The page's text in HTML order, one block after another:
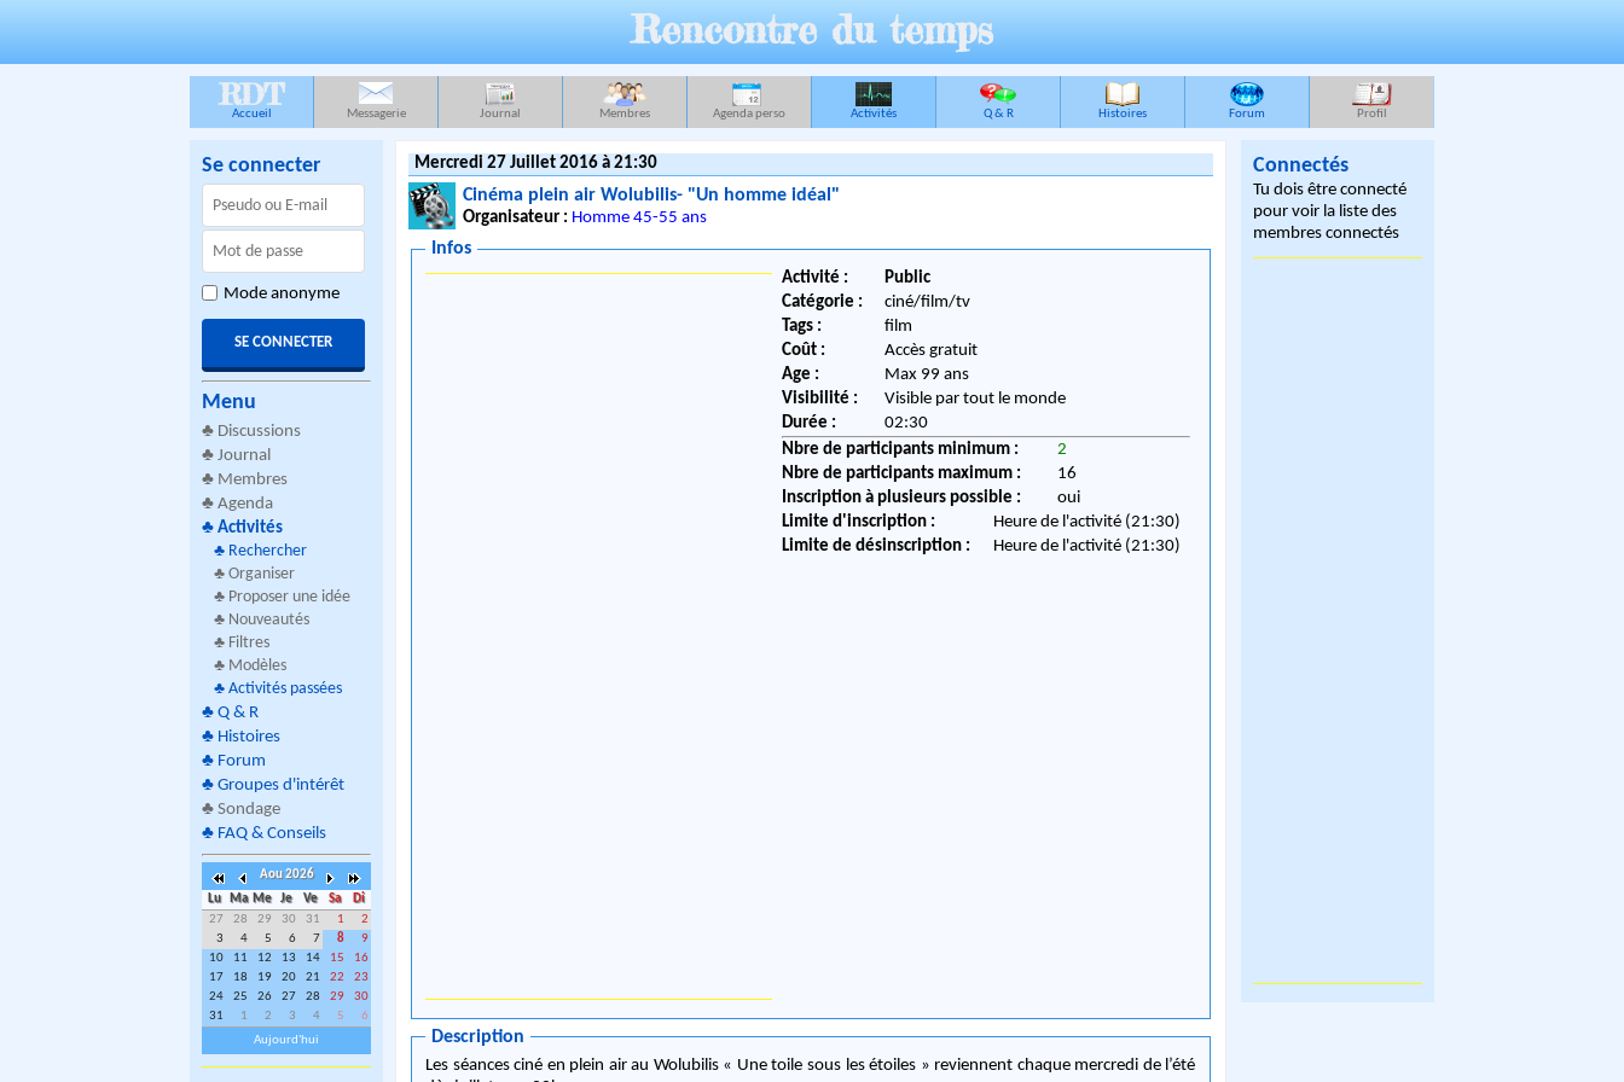
Rencontre du temps
RDT
Accueil Messagerie Journal Membres Agenda perso Activités Q & R Histoires Forum Profil
Se connecter
Mode anonyme
Menu
♣ Discussions
♣ Journal
♣ Membres
♣ Agenda
♣ Activités
♣ Rechercher
♣ Organiser
♣ Proposer une idée
♣ Nouveautés
♣ Filtres
♣ Modèles
♣ Activités passées
♣ Q & R
♣ Histoires
♣ Forum
♣ Groupes d'intérêt
♣ Sondage
♣ FAQ & Conseils
Aou 2026
Lu
Ma Me Je Ve Sa
Di
27
28 29 30 31 1
2
3
4 5 6 7 8
9
10
11 12 13 14 15
16
17
18 19 20 21 22
23
24
25 26 27 28 29
30
31
1 2 3 4 5
6
Aujourd'hui
Mercredi 27 Juillet 2016 à 21:30
Cinéma plein air Wolubilis- "Un homme idéal"
Organisateur : Homme 45-55 ans
Infos
Activité :
Public
Catégorie :
ciné/film/tv
Tags :
film
Coût :
Accès gratuit
Age :
Max 99 ans
Visibilité :
Visible par tout le monde
Durée :
02:30
Nbre de participants minimum :
2
Nbre de participants maximum :
16
Inscription à plusieurs possible :
oui
Limite d'inscription :
Heure de l'activité (21:30)
Limite de désinscription :
Heure de l'activité (21:30)
Description
Les séances ciné en plein air au Wolubilis « Une toile sous les étoiles » reviennent chaque mercredi de l’été
Connectés
Tu dois être connecté
pour voir la liste des
membres connectés